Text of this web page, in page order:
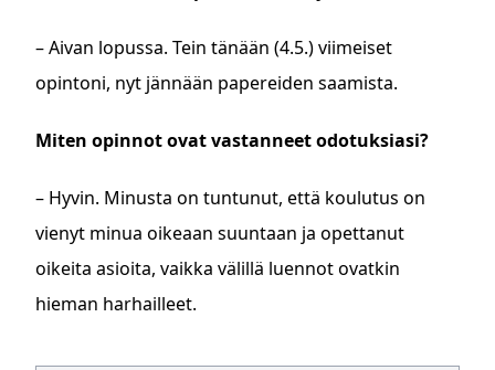
– Aivan lopussa. Tein tänään (4.5.) viimeiset
opintoni, nyt jännään papereiden saamista.
Miten opinnot ovat vastanneet odotuksiasi?
– Hyvin. Minusta on tuntunut, että koulutus on
vienyt minua oikeaan suuntaan ja opettanut
oikeita asioita, vaikka välillä luennot ovatkin
hieman harhailleet.